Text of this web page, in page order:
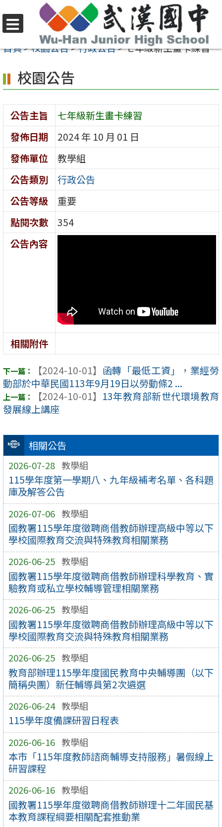
至
內
容
區
選
單
首頁>校園公告>行政公告>七年級新生畫卡練習
相關公告
2026-07-28 教學組
115學年度第一學期八、九年級補考名單、各科題
庫及解答公告
2026-07-06 教學組
國教署115學年度徵聘商借教師辦理高級中等以下
學校國際教育交流與特殊教育相關業務
2026-06-25 教學組
國教署115學年度徵聘商借教師辦理科學教育、實
驗教育或私立學校輔導管理相關業務
2026-06-25 教學組
國教署115學年度徵聘商借教師辦理高級中等以下
學校國際教育交流與特殊教育相關業務
2026-06-25 教學組
教育部辦理115學年度國民教育中央輔導團（以下
簡稱央團）新任輔導員第2次遴選
2026-06-24 教學組
115學年度備課研習日程表
2026-06-16 教學組
本市「115年度教師諮商輔導支持服務」暑假線上
研習課程
2026-06-16 教學組
國教署115學年度徵聘商借教師辦理十二年國民基
本教育課程綱要相關配套推動業
校園公告
公告主旨
七年級新生畫卡練習
發佈日期
2024 年 10 月 01 日
發佈單位
教學組
公告類別
行政公告
公告等級
重要
點閱次數
354
公告內容
相關附件
【2024-10-01】 函轉「最低工資」，業經勞
動部於中華民國113年9月19日以勞動條2 ...
【2024-10-01】 13年教育部新世代環境教育
發展線上講座